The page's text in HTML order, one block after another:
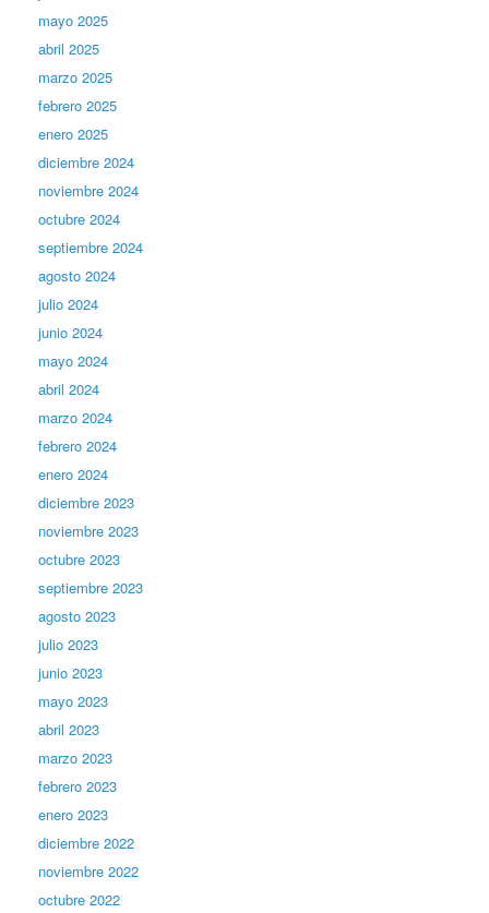
mayo 2025
abril 2025
marzo 2025
febrero 2025
enero 2025
diciembre 2024
noviembre 2024
octubre 2024
septiembre 2024
agosto 2024
julio 2024
junio 2024
mayo 2024
abril 2024
marzo 2024
febrero 2024
enero 2024
diciembre 2023
noviembre 2023
octubre 2023
septiembre 2023
agosto 2023
julio 2023
junio 2023
mayo 2023
abril 2023
marzo 2023
febrero 2023
enero 2023
diciembre 2022
noviembre 2022
octubre 2022